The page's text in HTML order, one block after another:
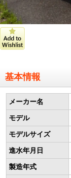
基本情報
メーカー名
モデル
モデルサイズ
進水年月日
製造年式